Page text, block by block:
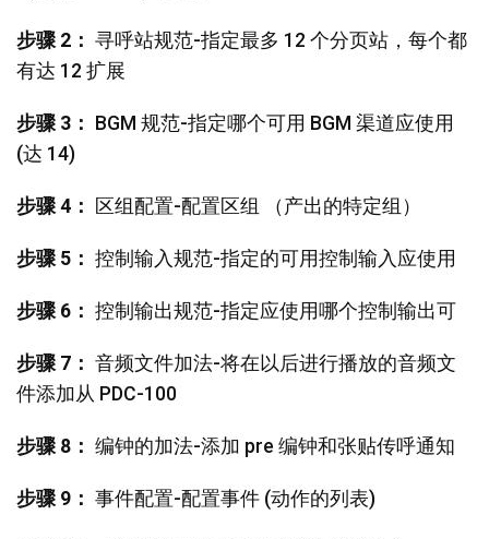
步骤 2： 寻呼站规范-指定最多 12 个分页站，每个都
有达 12 扩展
步骤 3：
BGM 规范-指定哪个可用 BGM 渠道应使用
(达 14)
步骤 4： 区组配置-配置区组 （产出的特定组）
步骤 5： 控制输入规范-指定的可用控制输入应使用
步骤 6： 控制输出规范-指定应使用哪个控制输出可
步骤 7： 音频文件加法-将在以后进行播放的音频文
件添加从 PDC-100
步骤 8： 编钟的加法-添加 pre 编钟和张贴传呼通知
步骤 9： 事件配置-配置事件 (动作的列表)